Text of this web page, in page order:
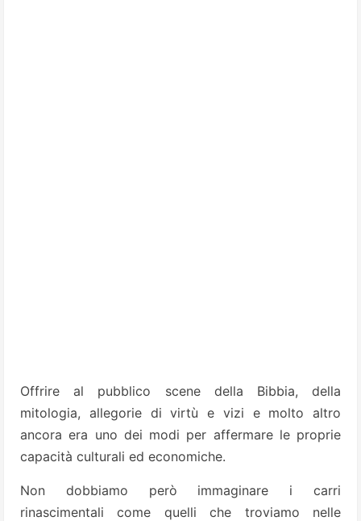
Offrire al pubblico scene della Bibbia, della
mitologia, allegorie di virtù e vizi e molto altro
ancora era uno dei modi per affermare le proprie
capacità culturali ed economiche.
Non dobbiamo però immaginare i carri
rinascimentali come quelli che troviamo nelle